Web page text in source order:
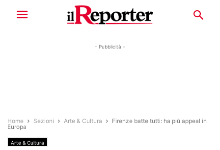
- Pubblicità -
Home Sezioni Arte & Cultura
Firenze batte tutti: ha più appeal in
Europa
Arte & Cultura